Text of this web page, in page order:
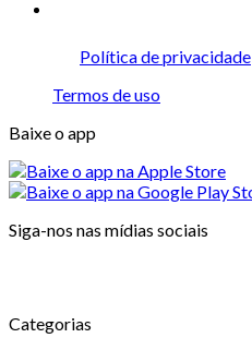
Política de privacidade
Termos de uso
Baixe o app
Siga-nos nas mídias sociais
Categorias